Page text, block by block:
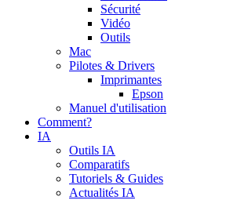
Sécurité
Vidéo
Outils
Mac
Pilotes & Drivers
Imprimantes
Epson
Manuel d'utilisation
Comment?
IA
Outils IA
Comparatifs
Tutoriels & Guides
Actualités IA